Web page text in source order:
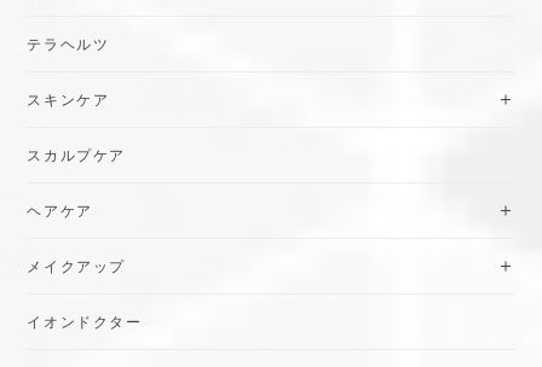
テラヘルツ
スキンケア
スカルプケア
ヘアケア
メイクアップ
イオンドクター